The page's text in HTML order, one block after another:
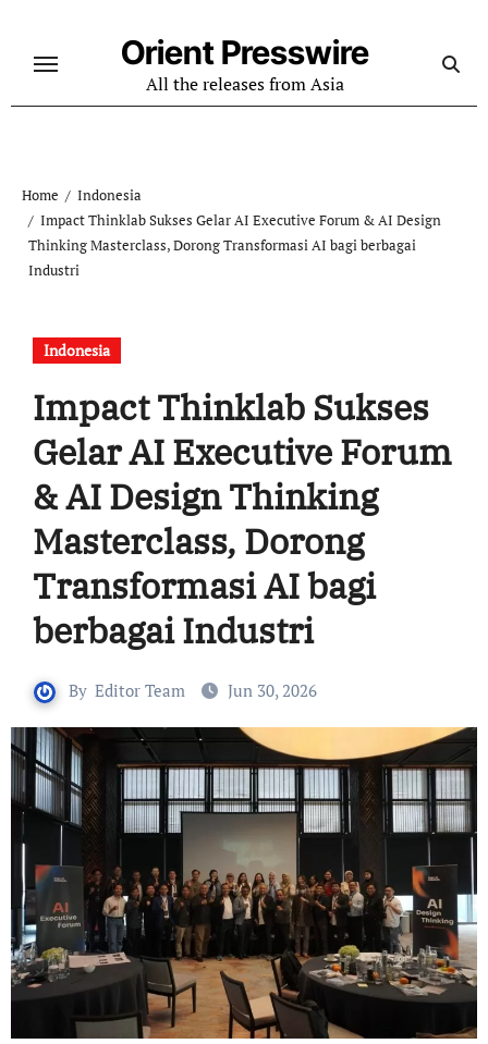
content
Orient Presswire
All the releases from Asia
Home
Indonesia
Impact Thinklab Sukses Gelar AI Executive Forum & AI Design
Thinking Masterclass, Dorong Transformasi AI bagi berbagai
Industri
Indonesia
Impact Thinklab Sukses
Gelar AI Executive Forum
& AI Design Thinking
Masterclass, Dorong
Transformasi AI bagi
berbagai Industri
By Editor Team Jun 30, 2026